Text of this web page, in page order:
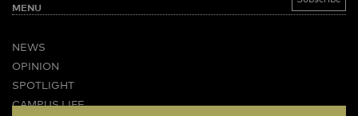
MENU
NEWS
OPINION
SPOTLIGHT
CAMPUS LIFE